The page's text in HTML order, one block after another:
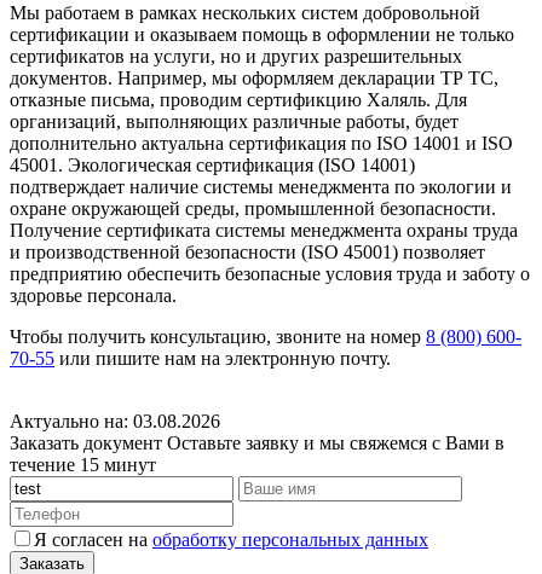
Мы работаем в рамках нескольких систем добровольной
сертификации и оказываем помощь в оформлении не только
сертификатов на услуги, но и других разрешительных
документов. Например, мы оформляем декларации ТР ТС,
отказные письма, проводим сертификцию Халяль. Для
организаций, выполняющих различные работы, будет
дополнительно актуальна сертификация по ISO 14001 и ISO
45001. Экологическая сертификация (ISO 14001)
подтверждает наличие системы менеджмента по экологии и
охране окружающей среды, промышленной безопасности.
Получение сертификата системы менеджмента охраны труда
и производственной безопасности (ISO 45001) позволяет
предприятию обеспечить безопасные условия труда и заботу о
здоровье персонала.
Чтобы получить консультацию, звоните на номер 8 (800) 600-
70-55 или пишите нам на электронную почту.
Актуально на: 03.08.2026
Заказать документ Оставьте заявку и мы свяжемся с Вами в
течение 15 минут
Я согласен на обработку персональных данных